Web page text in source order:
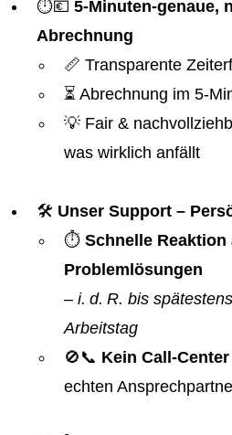
⏱️💶 5-Minuten-genaue,
Abrechnung
📏 Transparente
⏳ Abrechnung im 5-
💡 Fair &
was wirklich anfällt
🛠️ Unser Support –
⏱️ Schnelle
Problemlösungen
– i. d. R. bis
Arbeitstag
🚫📞 Kein Call-Center
echten